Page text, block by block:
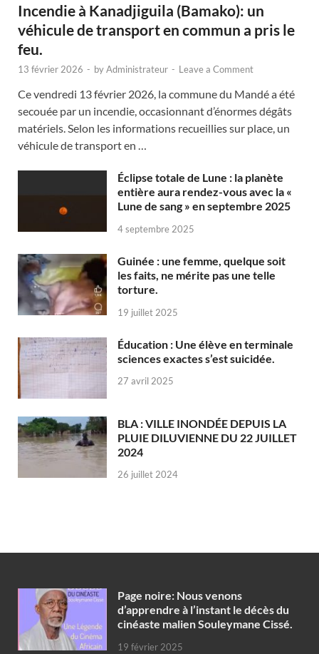
Incendie à Kanadjiguila (Bamako): un
véhicule de transport en commun a pris le
feu.
13 février 2026 - byAdministrateur - Leave a Comment
Ce vendredi 13 février 2026, la commune du Mandé a été
secouée par un incendie, occasionnant d’énormes dégâts
matériels. Selon les informations recueillies sur place, un
véhicule de transport en …
Éclipse totale de Lune : la planète
entière aura rendez-vous avec la «
Lune de sang » en septembre 2025
4 septembre 2025
Guinée : une femme, quelque soit
les faits, ne mérite pas une telle
torture.
19 juillet 2025
Éducation : Une élève en terminale
sciences exactes s’est suicidée.
27 avril 2025
BLA : VILLE INONDÉE DEPUIS LA
PLUIE DILUVIENNE DU 22 JUILLET
2024
26 juillet 2024
Page noire: Nous venons
d’apprendre à l’instant le décès du
cinéaste malien Souleymane Cissé.
19 février 2025